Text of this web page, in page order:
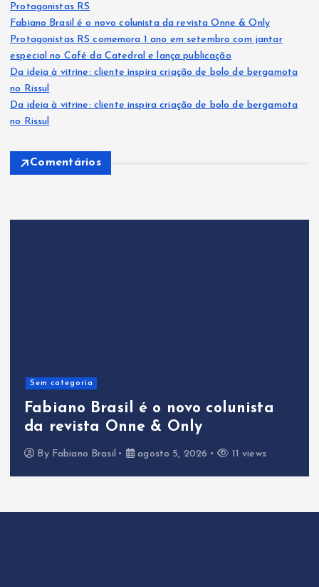
Protagonistas RS
Fabiano Brasil é o novo colunista da revista Onne & Only
Protagonistas RS comemora 1 ano em setembro com jantar
especial no Café da Catedral e lança publicação
Da ideia à vitrine: cliente inspira criação de bolo de bergamota
no Rissul
Da ideia à vitrine: cliente inspira criação de bolo de bergamota
no Rissul
Comentários
Sem categoria
Fabiano Brasil é o novo colunista
da revista Onne & Only
By Fabiano Brasil agosto 5, 2026 11 views